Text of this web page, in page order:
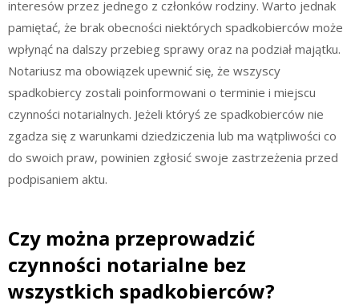
interesów przez jednego z członków rodziny. Warto jednak
pamiętać, że brak obecności niektórych spadkobierców może
wpłynąć na dalszy przebieg sprawy oraz na podział majątku.
Notariusz ma obowiązek upewnić się, że wszyscy
spadkobiercy zostali poinformowani o terminie i miejscu
czynności notarialnych. Jeżeli któryś ze spadkobierców nie
zgadza się z warunkami dziedziczenia lub ma wątpliwości co
do swoich praw, powinien zgłosić swoje zastrzeżenia przed
podpisaniem aktu.
Czy można przeprowadzić
czynności notarialne bez
wszystkich spadkobierców?